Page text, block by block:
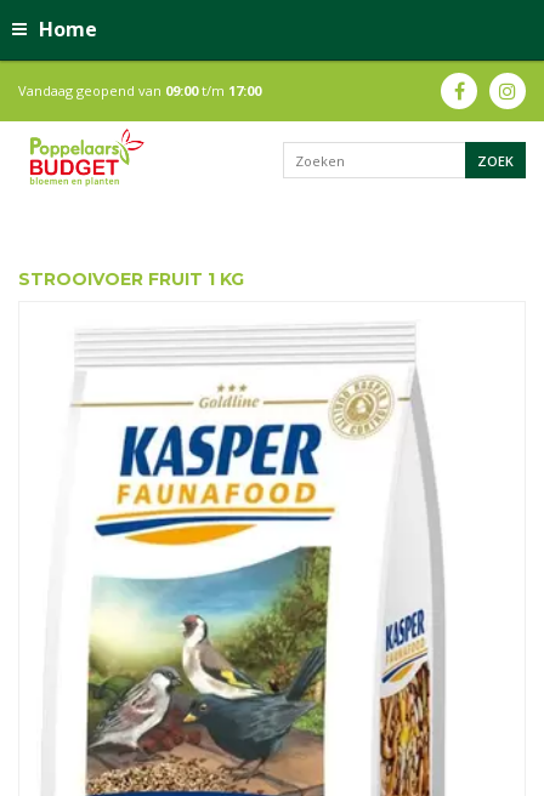
Home
Vandaag geopend van 09:00t/m 17:00
STROOIVOER FRUIT 1 KG